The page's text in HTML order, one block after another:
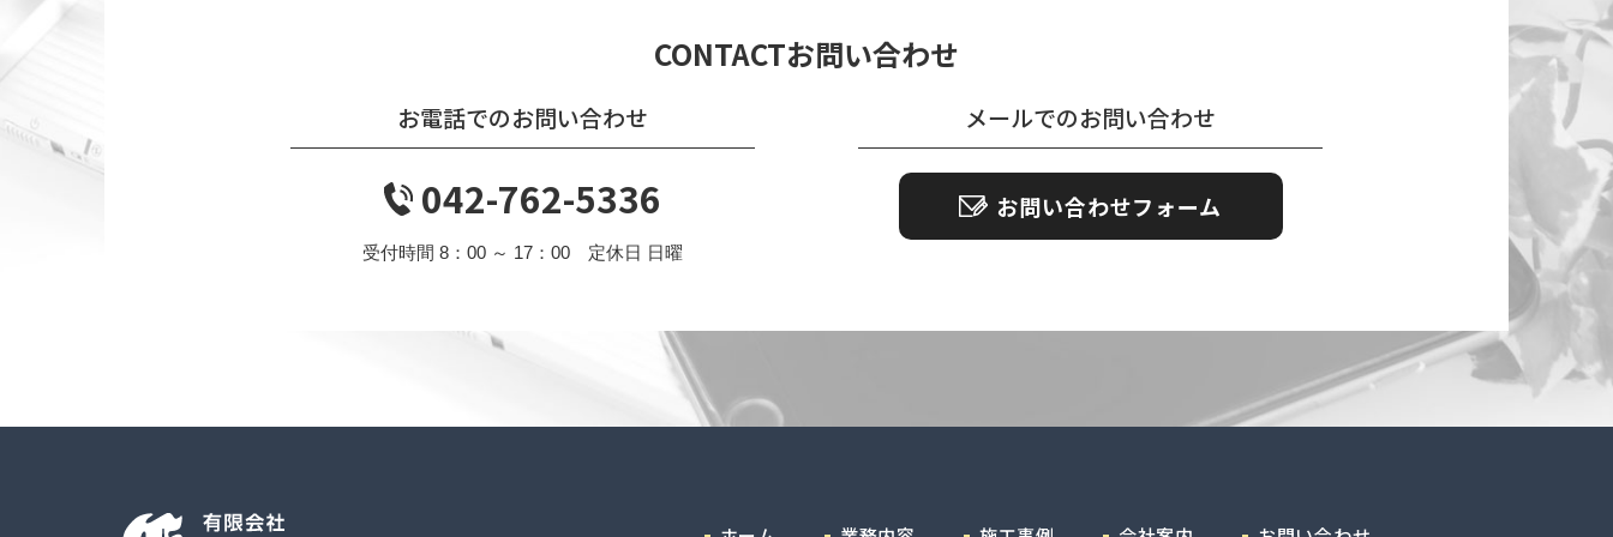
CONTACTお問い合わせ
お電話でのお問い合わせ
042-762-5336
受付時間 8：00 ～ 17：00 定休日 日曜
メールでのお問い合わせ
お問い合わせフォーム